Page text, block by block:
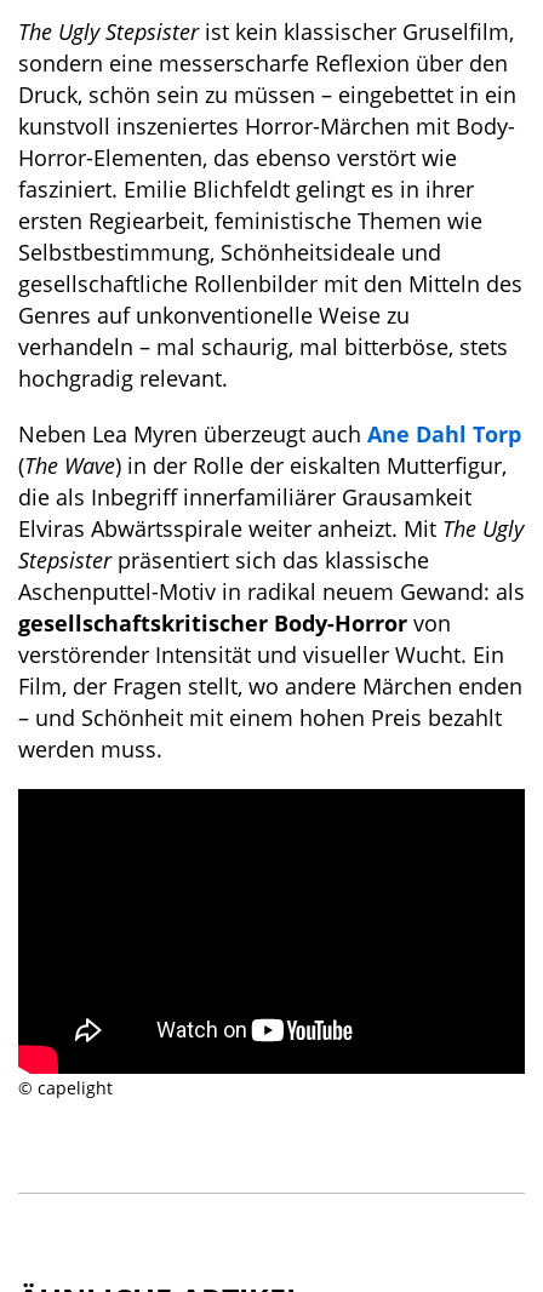
The Ugly Stepsisterist kein klassischer Gruselfilm,
sondern eine messerscharfe Reflexion über den
Druck, schön sein zu müssen – eingebettet in ein
kunstvoll inszeniertes Horror-Märchen mit Body-
Horror-Elementen, das ebenso verstört wie
fasziniert. Emilie Blichfeldt gelingt es in ihrer
ersten Regiearbeit, feministische Themen wie
Selbstbestimmung, Schönheitsideale und
gesellschaftliche Rollenbilder mit den Mitteln des
Genres auf unkonventionelle Weise zu
verhandeln – mal schaurig, mal bitterböse, stets
hochgradig relevant.
Neben Lea Myren überzeugt auch Ane Dahl Torp
(The Wave) in der Rolle der eiskalten Mutterfigur,
die als Inbegriff innerfamiliärer Grausamkeit
Elviras Abwärtsspirale weiter anheizt. Mit The Ugly
Stepsisterpräsentiert sich das klassische
Aschenputtel-Motiv in radikal neuem Gewand: als
gesellschaftskritischer Body-Horror von
verstörender Intensität und visueller Wucht. Ein
Film, der Fragen stellt, wo andere Märchen enden
– und Schönheit mit einem hohen Preis bezahlt
werden muss.
© capelight